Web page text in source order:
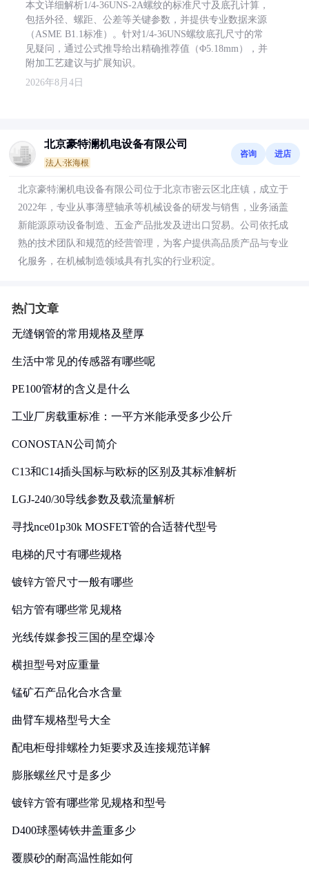
本文详细解析1/4-36UNS-2A螺纹的标准尺寸及底孔计算，
包括外径、螺距、公差等关键参数，并提供专业数据来源
（ASME B1.1标准）。针对1/4-36UNS螺纹底孔尺寸的常
见疑问，通过公式推导给出精确推荐值（Φ5.18mm），并
附加工艺建议与扩展知识。
2026年8月4日
北京豪特澜机电设备有限公司
法人:张海根
咨询 进店
北京豪特澜机电设备有限公司位于北京市密云区北庄镇，成立于
2022年，专业从事薄壁轴承等机械设备的研发与销售，业务涵盖
新能源原动设备制造、五金产品批发及进出口贸易。公司依托成
熟的技术团队和规范的经营管理，为客户提供高品质产品与专业
化服务，在机械制造领域具有扎实的行业积淀。
热门文章
无缝钢管的常用规格及壁厚
生活中常见的传感器有哪些呢
PE100管材的含义是什么
工业厂房载重标准：一平方米能承受多少公斤
CONOSTAN公司简介
C13和C14插头国标与欧标的区别及其标准解析
LGJ-240/30导线参数及载流量解析
寻找nce01p30k MOSFET管的合适替代型号
电梯的尺寸有哪些规格
镀锌方管尺寸一般有哪些
铝方管有哪些常见规格
光线传媒参投三国的星空爆冷
横担型号对应重量
锰矿石产品化合水含量
曲臂车规格型号大全
配电柜母排螺栓力矩要求及连接规范详解
膨胀螺丝尺寸是多少
镀锌方管有哪些常见规格和型号
D400球墨铸铁井盖重多少
覆膜砂的耐高温性能如何